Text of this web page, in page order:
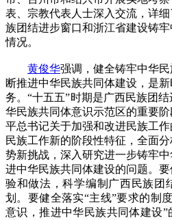
表、宗教代表人士深入交流，详
族团结进步窗口和浙江省建设铸
情况。
黄俊华强调，健全铸牢中华
断推进中华民族共同体建设，是
务。“十五五”时期是广西民族团
华民族共同体意识示范区的重要
平总书记关于加强和改进民族工
民族工作新的阶段性特征，全面
势新挑战，深入研究进一步铸牢
进中华民族共同体建设的问题。
验和做法，科学编制广西民族团
划。要健全落实“主线”要求的制
意识，推进中华民族共同体建设”